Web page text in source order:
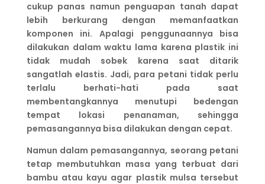
cukup panas namun penguapan tanah dapat
lebih berkurang dengan memanfaatkan
komponen ini. Apalagi penggunaannya bisa
dilakukan dalam waktu lama karena plastik ini
tidak mudah sobek karena saat ditarik
sangatlah elastis. Jadi, para petani tidak perlu
terlalu berhati-hati pada saat
membentangkannya menutupi bedengan
tempat lokasi penanaman, sehingga
pemasangannya bisa dilakukan dengan cepat.
Namun dalam pemasangannya, seorang petani
tetap membutuhkan masa yang terbuat dari
bambu atau kayu agar plastik mulsa tersebut